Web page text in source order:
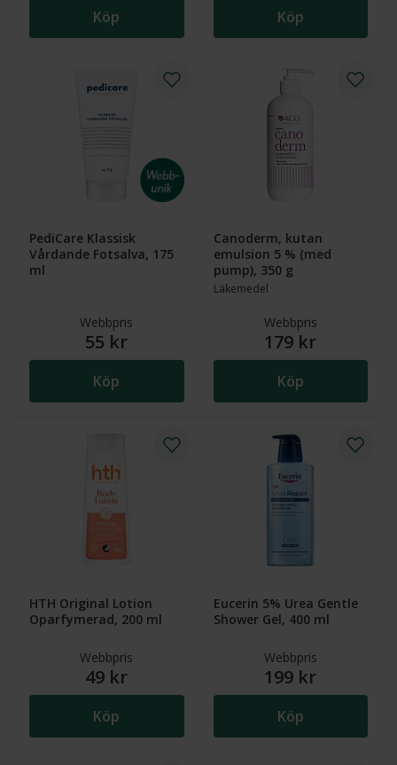
Köp Köp
PediCare Klassisk
Vårdande Fotsalva, 175
ml
Webbpris
55 kr
Köp
Canoderm, kutan
emulsion 5 % (med
pump), 350 g
Läkemedel
Webbpris
179 kr
Köp
HTH Original Lotion
Oparfymerad, 200 ml
Webbpris
49 kr
Köp
Eucerin 5% Urea Gentle
Shower Gel, 400 ml
Webbpris
199 kr
Köp